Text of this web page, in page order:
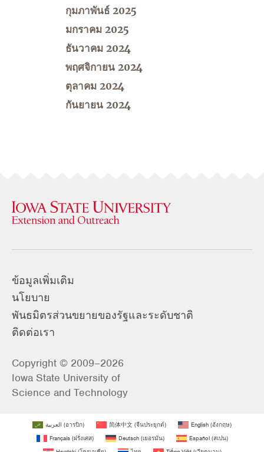
กุมภาพันธ์ 2025
มกราคม 2025
ธันวาคม 2024
พฤศจิกายน 2024
ตุลาคม 2024
กันยายน 2024
ข้อมูลเพิ่มเติม
นโยบาย
พันธมิตรส่วนขยายของรัฐและระดับชาติ
ติดต่อเรา
Copyright © 2009–2026
Iowa State University of
Science and Technology
العربية (อารบิก) 简体中文 (จีนประยุกต์) English (อังกฤษ)
Français(ฝรั่งเศส) Deutsch(เยอรมัน) Español(สเปน)